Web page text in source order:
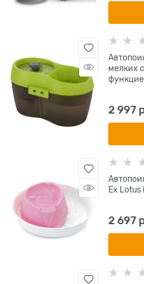
мелких
2 997
Ex Lotus
2 697